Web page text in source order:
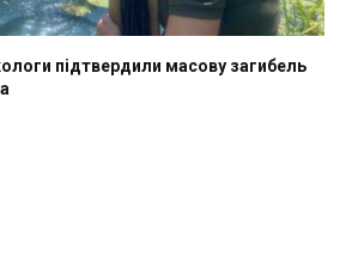
підтвердили масову загибель